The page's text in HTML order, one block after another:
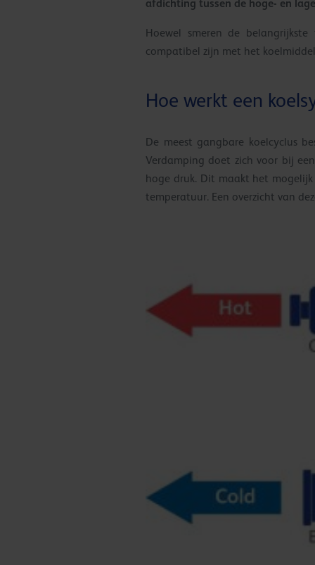
afdichting tussen de hoge- en
Hoewel smeren de
compatibel zijn met het
Hoe werkt een
De meest gangbare koelcyclus
Verdamping doet zich voor bij
hoge druk. Dit maakt het
temperatuur. Een overzicht van